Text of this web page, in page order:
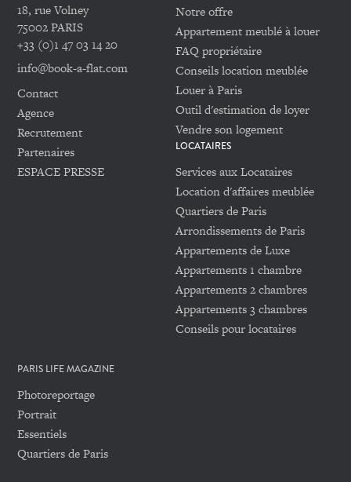
18, rue Volney
75002 PARIS
+33 (0)1 47 03 14 20
info@book-a-flat.com
Contact
Agence
Recrutement
Partenaires
ESPACE PRESSE
Notre offre
Appartement meublé à louer
FAQ propriétaire
Conseils location meublée
Louer à Paris
Outil d'estimation de loyer
Vendre son logement
LOCATAIRES
Services aux Locataires
Location d'affaires meublée
Quartiers de Paris
Arrondissements de Paris
Appartements de Luxe
Appartements 1 chambre
Appartements 2 chambres
Appartements 3 chambres
Conseils pour locataires
PARIS LIFE MAGAZINE
Photoreportage
Portrait
Essentiels
Quartiers de Paris